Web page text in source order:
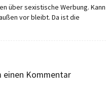
über sexistische Werbung. Kann
vor bleibt. Da ist die
einen Kommentar